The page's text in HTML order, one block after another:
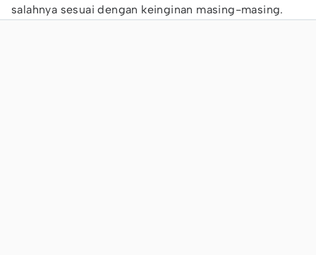
salahnya sesuai dengan keinginan masing-masing.